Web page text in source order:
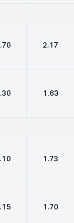
2.17
1.63
1.73
1.70